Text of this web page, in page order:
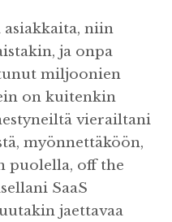
asiakkaita, niin
ja onpa
miljoonien
on kuitenkin
vierailtani
myönnettäköön,
puolella, off the
SaaS
jaettavaa